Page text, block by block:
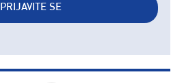
PRIJAVITE SE